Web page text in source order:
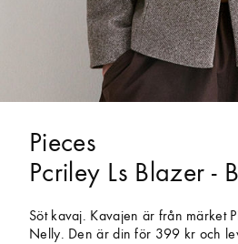
Pieces
Pcriley Ls Blazer -
Söt kavaj. Kavajen är från märket
Nelly. Den är din för 399 kr och